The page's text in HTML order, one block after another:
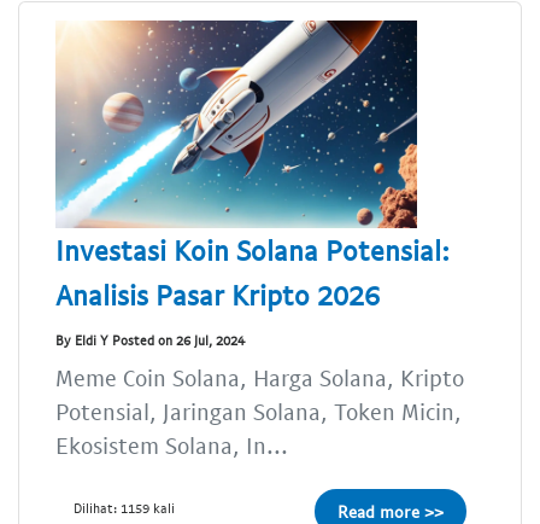
Investasi Koin Solana Potensial:
Analisis Pasar Kripto 2026
By Eldi Y Posted on 26 Jul, 2024
Meme Coin Solana, Harga Solana, Kripto
Potensial, Jaringan Solana, Token Micin,
Ekosistem Solana, In...
Dilihat: 1159 kali Read more >>